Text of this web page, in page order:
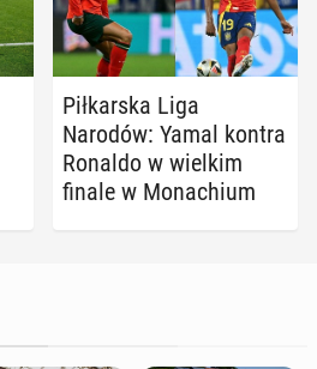
Pił­kar­ska Liga
Narodów: Yamal kontra
Ronaldo w wielkim
finale w Mo­na­chium